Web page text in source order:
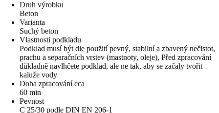
Druh výrobku
Beton
Varianta
Suchý beton
Vlastnosti podkladu
Podklad musí být dle použití pevný, stabilní a zbavený nečistot,
prachu a separačních vrstev (mastnoty, oleje), Před zpracování
důkladně navlhčete podklad, ale ne tak, aby se začaly tvořit
kaluže vody
Doba zpracování cca
60 min
Pevnost
C 25/30 podle DIN EN 206-1